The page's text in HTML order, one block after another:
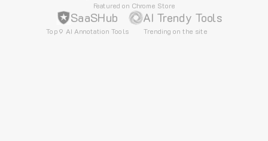
Featured on Chrome Store
SaaSHub
Top 9 AI Annotation Tools
AI Trendy Tools
Trending on the site